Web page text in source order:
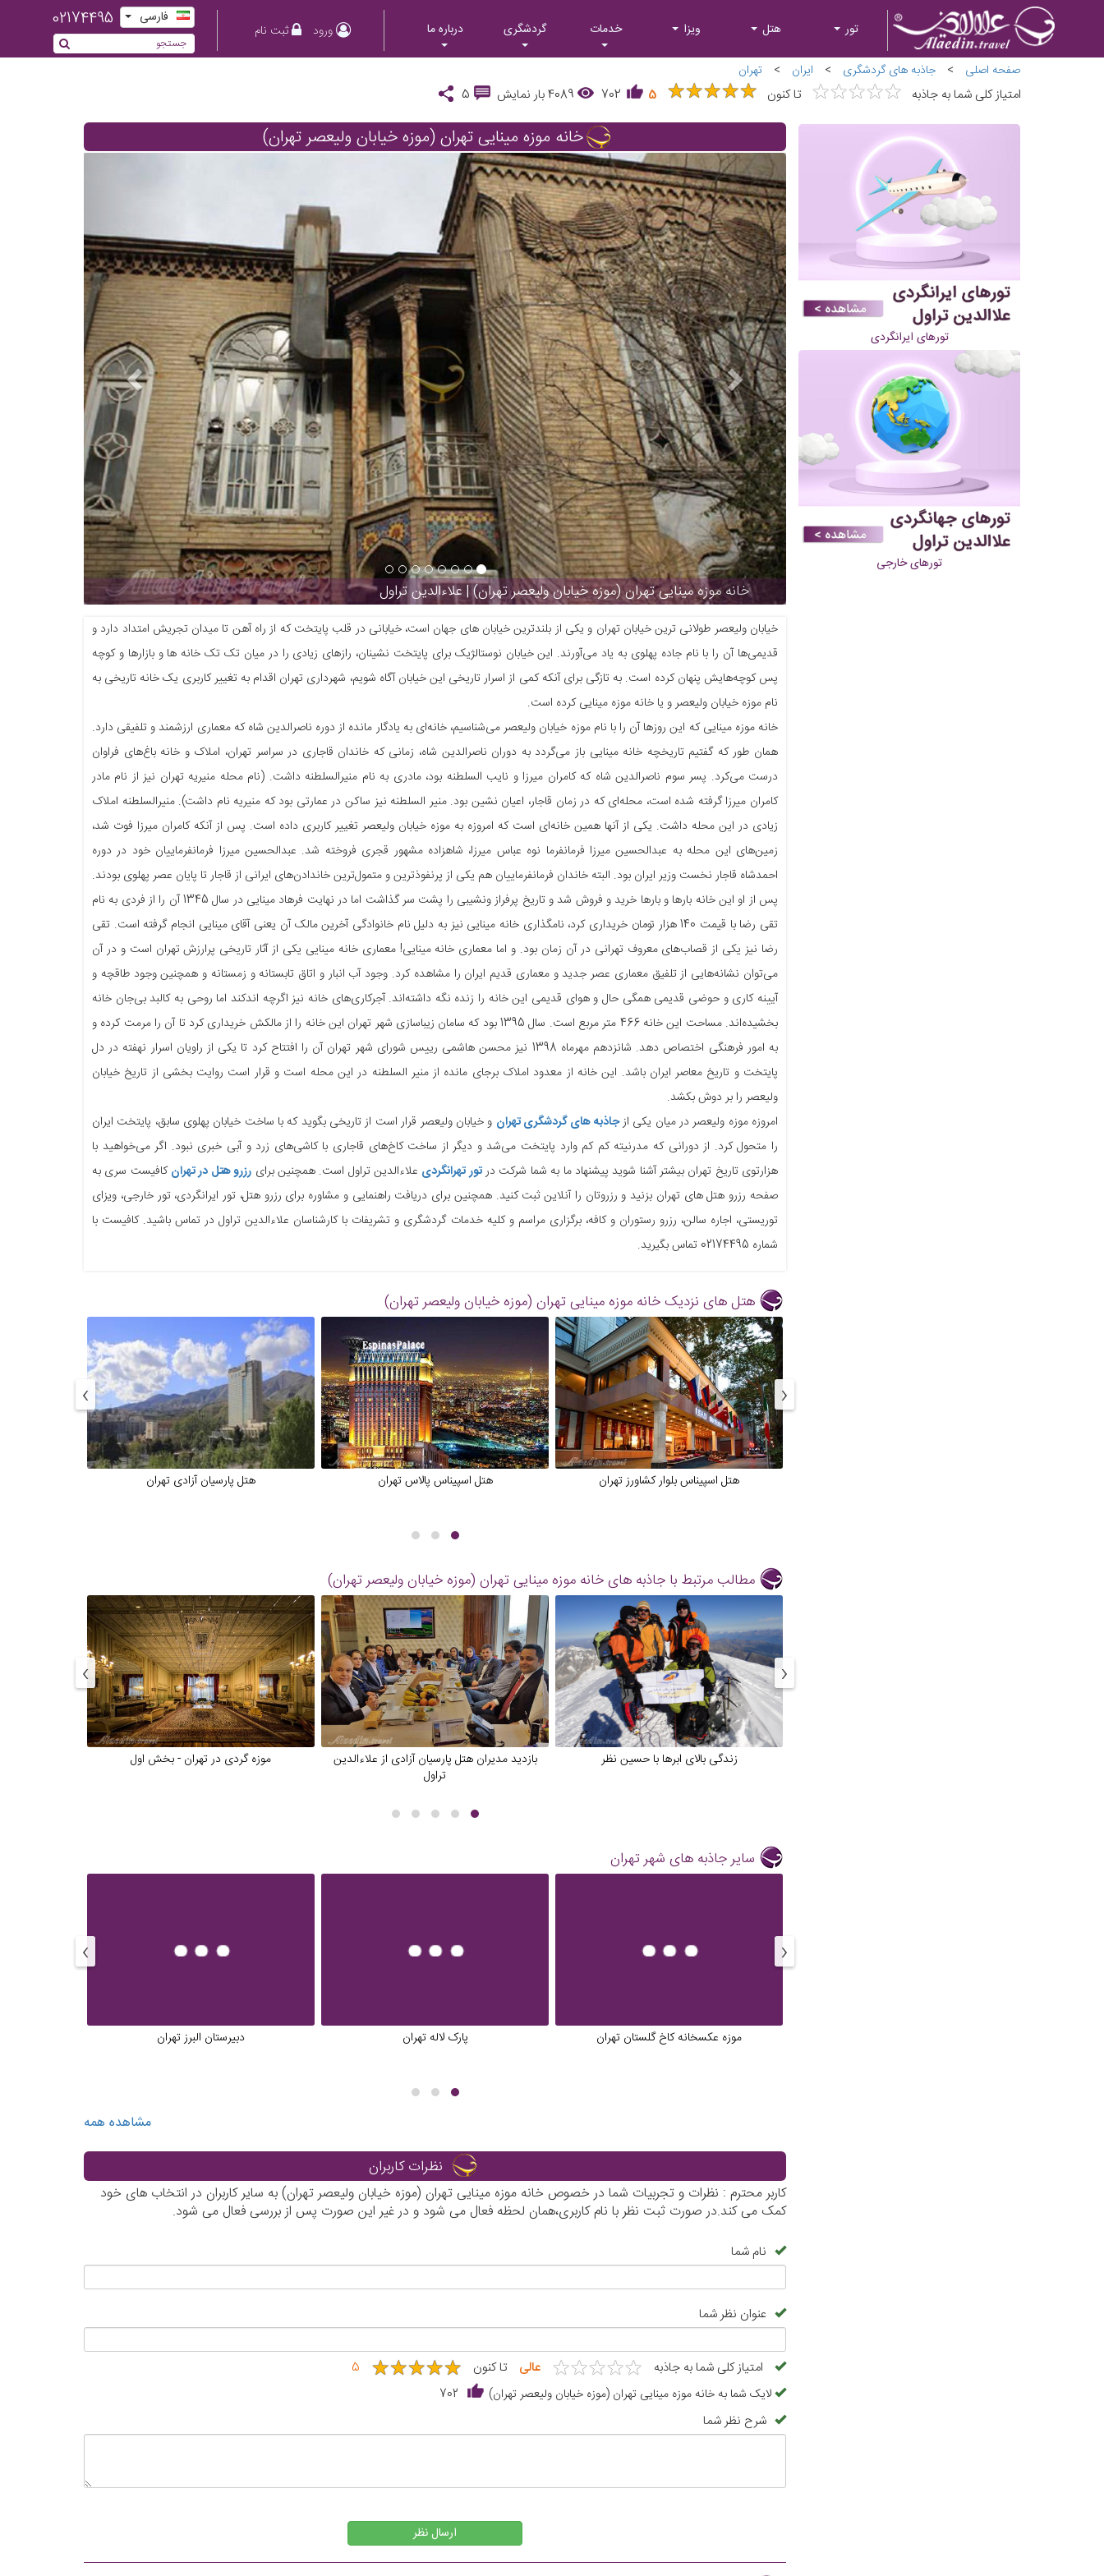
تور هتل ویزا خدمات گردشگری درباره ما ورود ثبت نام
فارسی 02174495
صفحه اصلی > جاذبه های گردشگری > ایران > تهران
امتیاز کلی شما به جاذبه ★★★★★
★★★★★ تا کنون ★★★★★
★★★★★
5
702
4089بار نمایش 5
تورهای ایرانگردی
تورهای خارجی
خانه موزه مینایی تهران (موزه خیابان ولیعصر تهران)
خانه موزه مینایی تهران (موزه خیابان ولیعصر تهران) | علاءالدین تراول
Next
خیابان ولیعصر طولانی ترین خیابان تهران و یکی از بلندترین خیابان های جهان است، خیابانی در قلب ‏پایتخت که از راه آهن تا میدان تجریش امتداد دارد و
قدیمی‌ها آن را با نام جاده پهلوی به یاد می‌آورند. ‏این خیابان نوستالژیک برای پایتخت نشینان، رازهای زیادی را در میان تک تک خانه ها و بازارها و کوچه
‏پس کوچه‌هایش پنهان کرده است. به تازگی برای آنکه کمی از اسرار تاریخی این خیابان آگاه شویم، ‏شهرداری تهران اقدام به تغییر کاربری یک خانه تاریخی به
نام موزه خیابان ولیعصر و یا خانه موزه مینایی ‏کرده است. ‏
خانه موزه مینایی که این روزها آن را با نام موزه خیابان ولیعصر می‌شناسیم، خانه‌ای به یادگار مانده از ‏دوره ناصرالدین شاه که معماری ارزشمند و تلفیقی دارد.
همان طور که گفتیم تاریخچه خانه مینایی باز ‏می‌‌گردد به دوران ناصرالدین شاه، زمانی که خاندان قاجاری در سراسر تهران، املاک و خانه باغ‌های فراوان
‏درست می‌کرد. پسر سوم ناصرالدین شاه که کامران میرزا و نایب السلطنه بود، مادری به نام منیرالسلطنه ‏داشت. (نام محله منیریه تهران نیز از نام مادر
کامران میرزا گرفته شده است، محله‌ای که در زمان قاجار، ‏اعیان نشین بود. منیر السلطنه نیز ساکن در عمارتی بود که منیریه نام داشت). منیرالسلطنه املاک
زیادی ‏در این محله داشت. یکی از آنها همین خانه‌ای است که امروزه به موزه خیابان ولیعصر تغییر کاربری داده ‏است. پس از آنکه کامران میرزا فوت شد،
زمین‌های این محله به عبدالحسین میرزا فرمانفرما نوه عباس ‏میرزا، شاهزاده مشهور قجری فروخته شد. عبدالحسین میرزا فرمانفرماییان خود در دوره
احمدشاه قاجار ‏نخست وزیر ایران بود. البته خاندان فرمانفرماییان هم یکی از پرنفوذترین و متمول‌ترین خاندادن‌های ایرانی ‏از قاجار تا پایان عصر پهلوی بودند.
پس از او این خانه بارها و بارها خرید و فروش شد و تاریخ پرفراز ‏ونشیبی را پشت سر گذاشت اما در نهایت فرهاد مینایی در سال 1345 آن را از فردی به نام
تقی رضا با ‏قیمت 140 هزار تومان خریداری کرد، نامگذاری خانه مینایی نیز به دلیل نام خانوادگی آخرین مالک آن ‏یعنی آقای مینایی انجام گرفته است. تقی
رضا نیز یکی از قصاب‌های معروف تهرانی در آن زمان بود. و اما ‏معماری خانه مینایی! معماری خانه مینایی یکی از آثار تاریخی پرارزش تهران است و در آن
می‌توان ‏نشانه‌هایی از تلفیق معماری عصر جدید و معماری قدیم ایران را مشاهده کرد. وجود آب انبار و اتاق ‏تابستانه و زمستانه و همچنین وجود طاقچه و
آیینه کاری و حوضی قدیمی همگی حال و هوای قدیمی این ‏خانه را زنده نگه داشته‌اند. آجرکاری‌های خانه نیز اگرچه اندکند اما روحی به کالبد بی‌جان خانه
‏بخشیده‌اند. مساحت این خانه 466 متر مربع است. سال 1395 بود که سامان زیباسازی شهر تهران این ‏خانه را از مالکش خریداری کرد تا آن را مرمت کرده و
به امور فرهنگی اختصاص دهد. شانزدهم مهرماه ‏‏1398 نیز محسن هاشمی رییس شورای شهر تهران آن را افتتاح کرد تا یکی از راویان اسرار نهفته در دل
‏پایتخت و تاریخ معاصر ایران باشد. این خانه از معدود املاک برجای مانده از منیر السلطنه در این محله ‏است و قرار است روایت بخشی از تاریخ خیابان
ولیعصر را بر دوش بکشد. ‏
امروزه موزه ولیعصر در میان یکی ازجاذبه های گردشگری تهران و خیابان ولیعصر قرار است از تاریخی ‏بگوید که با ساخت خیابان پهلوی سابق، پایتخت ایران
را متحول کرد. از دورانی که مدرنیته کم کم وارد ‏پایتخت می‌شد و دیگر از ساخت کاخ‌های قاجاری با کاشی‌های زرد و آبی خبری نبود. اگر می‌خواهید با
‏هزارتوی تاریخ تهران بیشتر آشنا شوید پیشنهاد ما به شما شرکت درتور تهرانگردی علاءالدین تراول است. ‏همچنین برای رزرو هتل در تهرانکافیست سری به
صفحه رزرو هتل های تهران بزنید و رزروتان را آنلاین ‏ثبت کنید. همچنین برای دریافت راهنمایی و مشاوره برای رزرو هتل، تور ایرانگردی، تور خارجی، ویزای
‏توریستی، اجاره سالن، رزرو رستوران و کافه، برگزاری مراسم و کلیه خدمات گردشگری و تشریفات با ‏کارشناسان علاءالدین تراول در تماس باشید. کافیست با
شماره 02174495 تماس بگیرید. ‏
هتل های نزدیکخانه موزه مینایی تهران (موزه خیابان ولیعصر تهران)
هتل اسپیناس بلوار کشاورز تهران هتل اسپیناس پالاس تهران هتل پارسیان آزادی تهران
‹
›
مطالب مرتبط با جاذبه هایخانه موزه مینایی تهران (موزه خیابان ولیعصر تهران)
زندگی بالای ابرها با حسین نظر
بازدید مدیران هتل پارسیان آزادی از علاءالدین
تراول
موزه گردی در تهران - بخش اول
‹
›
سایر جاذبه های شهر تهران
موزه عکسخانه کاخ گلستان تهران پارک لاله تهران دبیرستان البرز تهران
‹
›
مشاهده همه
نظرات کاربران
کاربر محترم : نظرات و تجربیات شما در خصوص خانه موزه مینایی تهران (موزه خیابان ولیعصر تهران) به سایر کاربران در انتخاب های خود
کمک می کند.در صورت ثبت نظر با نام کاربری،همان لحظه فعال می شود و در غیر این صورت پس از بررسی فعال می شود.
نام شما
عنوان نظر شما
امتیاز کلی شما به جاذبه ★★★★★
★★★★★ عالی تا کنون ★★★★★
★★★★★
5
لایک شما به خانه موزه مینایی تهران (موزه خیابان ولیعصر تهران) 702
شرح نظر شما
ارسال نظر